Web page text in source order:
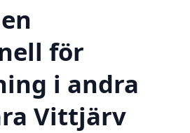
för
i andra
Vittjärv